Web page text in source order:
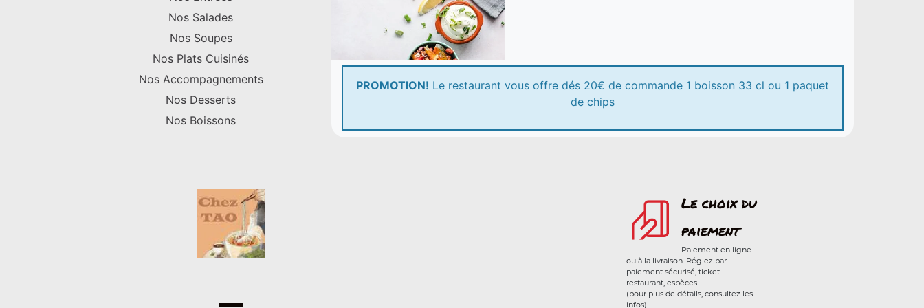
Nos Salades
Nos Soupes
Nos Plats Cuisinés
Nos Accompagnements
Nos Desserts
Nos Boissons
PROMOTION! Le restaurant vous offre dés 20€ de commande 1 boisson 33 cl ou 1 paquet
de chips
Le choix du
paiement
Paiement en ligne
ou à la livraison. Réglez par
paiement sécurisé, ticket
restaurant, espèces.
(pour plus de détails, consultez les
infos)